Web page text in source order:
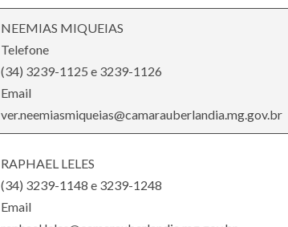
NEEMIAS MIQUEIAS
Telefone
(34) 3239-1125 e 3239-1126
Email
ver.neemiasmiqueias@camarauberlandia.mg.gov.br
RAPHAEL LELES
(34) 3239-1148 e 3239-1248
Email